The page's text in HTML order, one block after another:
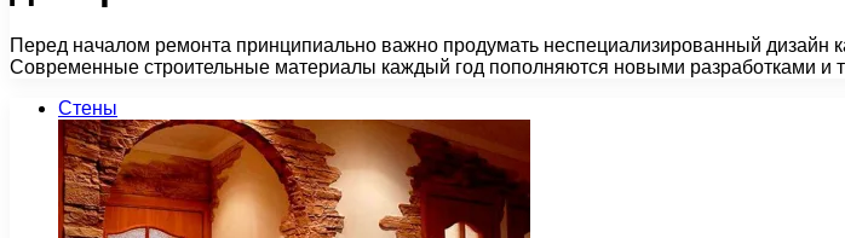
Перед началом ремонта принципиально важно продумать неспециализированный дизайн
Современные строительные материалы каждый год пополняются новыми разработками и
Стены